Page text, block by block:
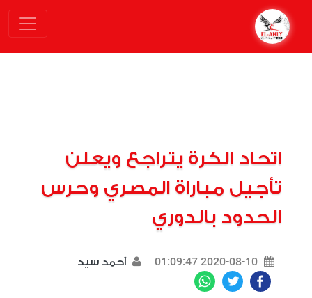
اتحاد الكرة يتراجع ويعلن
تأجيل مباراة المصري وحرس
الحدود بالدوري
2020-08-10 01:09:47 أحمد سيد
Facebook
Twitter